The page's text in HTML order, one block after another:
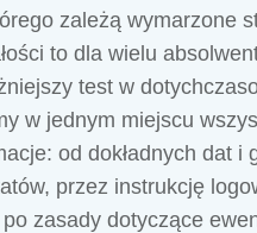
zależą wymarzone
to dla wielu
test w
w jednym miejscu
od dokładnych dat i
przez instrukcję
zasady dotyczące